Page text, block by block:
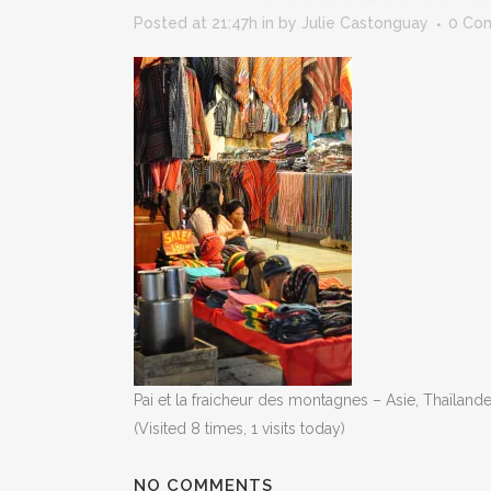
Posted at 21:47h in by Julie Castonguay 0
Pai et la fraicheur des montagnes – Asie, Thaïlande
(Visited 8 times, 1 visits today)
NO COMMENTS